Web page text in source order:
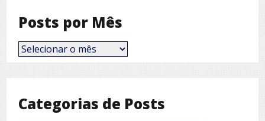
Posts por Mês
Posts
por
Categorias de Posts